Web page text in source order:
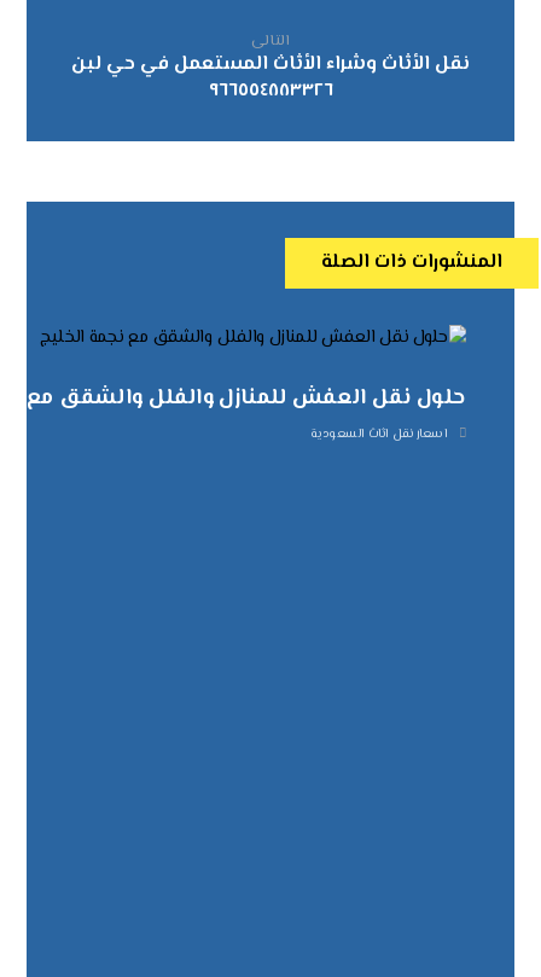
التالى
نقل الأثاث وشراء الأثاث المستعمل في حي لبن
٩٦٦٥٥٤٨٨٣٣٢٦
المنشورات ذات الصلة
حلول نقل العفش للمنازل والفلل والشقق مع
اسعار نقل اثاث السعودية